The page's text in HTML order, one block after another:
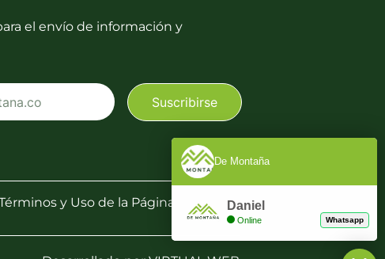
el envío de información y
Suscribirse
y Uso de la Página
De Montaña
Daniel
Online Whatsapp